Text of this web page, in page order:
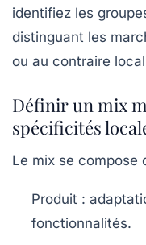
identifiez les
distinguant les
ou au contraire
Définir un mix
spécificités
Le mix se compose
Produit :
fonctionnalités.